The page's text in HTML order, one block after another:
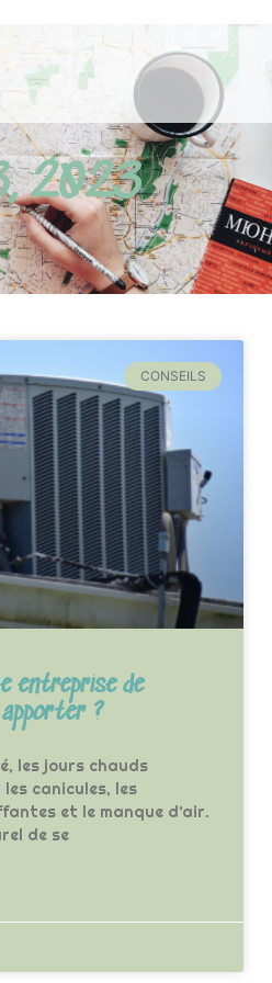
2023
CONSEILS
entreprise de
?
les jours chauds
canicules, les
et le manque d’air.
de se